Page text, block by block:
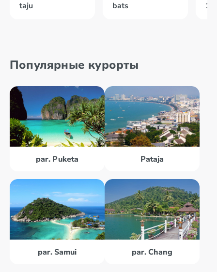
taju bats
Популярные курорты
par. Puketa Pataja
par. Samui par. Chang